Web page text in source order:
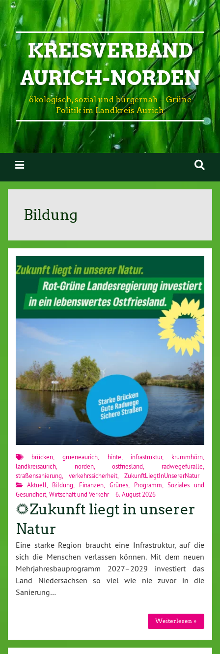
KREISVERBAND
AURICH-NORDEN
ökologisch, sozial und bürgernah – Grüne
Politik im Landkreis Aurich
Bildung
brücken,grueneaurich, hinte, infrastruktur, krummhörn,
landkreisaurich, norden,ostfriesland, radwegefüralle,
straßensanierung, verkehrssicherheit, ZukunftLiegtInUnsererNatur
Aktuell, Bildung, Finanzen, Grünes, Programm,Soziales und
Gesundheit,Wirtschaft und Verkehr 6. August 2026
🌻Zukunft liegt in unserer
Natur
Eine starke Region braucht eine Infrastruktur, auf die
sich die Menschen verlassen können. Mit dem neuen
Mehrjahresbauprogramm 2027–2029 investiert das
Land Niedersachsen so viel wie nie zuvor in die
Sanierung…
Weiterlesen »